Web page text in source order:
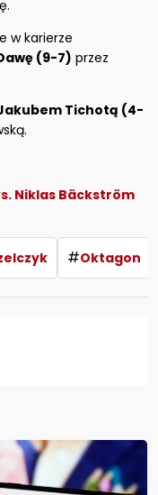
w karierze
(9-7) przez
Tichotą (4-
Niklas Bäckström
#Oktagon